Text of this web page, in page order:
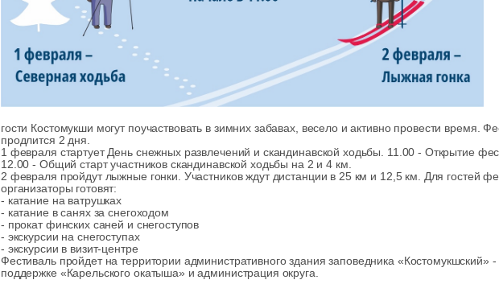
гости Костомукши могут поучаствовать в зимних забавах, весело и активно провести время.
продлится 2 дня.
1 февраля стартует День снежных развлечений и скандинавской ходьбы. 11.00 - Открытие
12.00 - Общий старт участников скандинавской ходьбы на 2 и 4 км.
2 февраля пройдут лыжные гонки. Участников ждут дистанции в 25 км и 12,5 км. Для гостей
организаторы готовят:
- катание на ватрушках
- катание в санях за снегоходом
- прокат финских саней и снегоступов
- экскурсии на снегоступах
- экскурсии в визит-центре
Фестиваль пройдет на территории административного здания заповедника «Костомукшский» -
поддержке «Карельского окатыша» и администрация округа.